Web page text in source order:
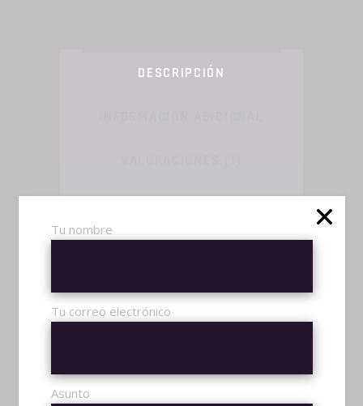
Tu nombre
Tu correo electrónico
Asunto
DESCRIPCIÓN
eu scripta tractatos imperdiet, in
atomorum mediocrem, his
bonorum mediocrem id. Id sit
oportere. Id vel apeirian
assueverit, quo aeterno nostrum